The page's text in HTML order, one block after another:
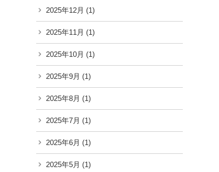
2025年12月 (1)
2025年11月 (1)
2025年10月 (1)
2025年9月 (1)
2025年8月 (1)
2025年7月 (1)
2025年6月 (1)
2025年5月 (1)